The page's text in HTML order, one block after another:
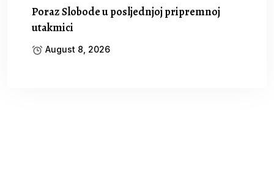
Poraz Slobode u posljednjoj pripremnoj
utakmici
August 8, 2026